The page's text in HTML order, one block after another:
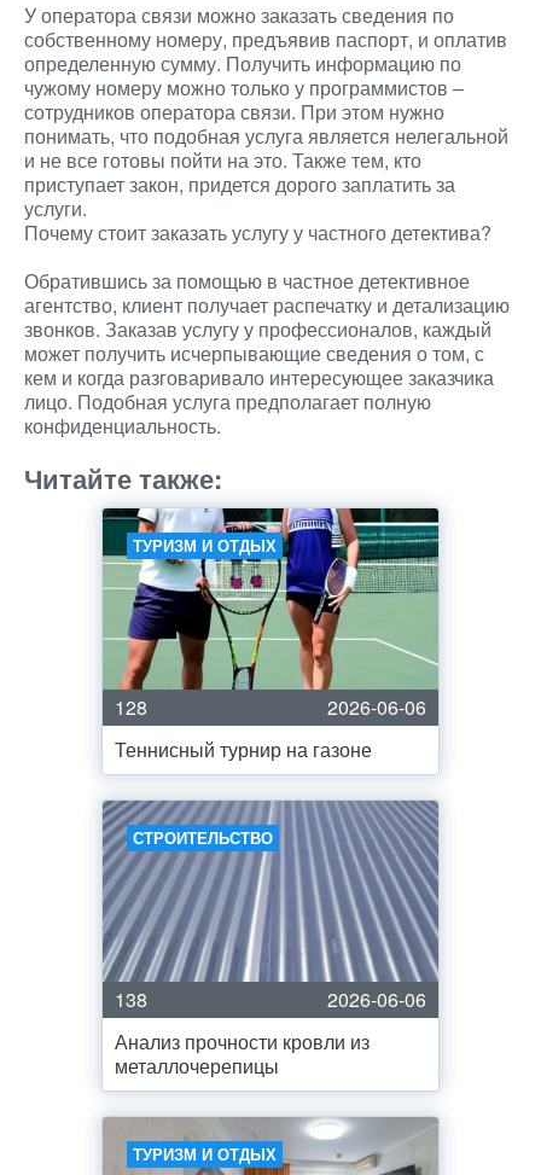
У оператора связи можно заказать сведения по
собственному номеру, предъявив паспорт, и оплатив
определенную сумму. Получить информацию по
чужому номеру можно только у программистов –
сотрудников оператора связи. При этом нужно
понимать, что подобная услуга является нелегальной
и не все готовы пойти на это. Также тем, кто
приступает закон, придется дорого заплатить за
услуги.
Почему стоит заказать услугу у частного детектива?
Обратившись за помощью в частное детективное
агентство, клиент получает распечатку и детализацию
звонков. Заказав услугу у профессионалов, каждый
может получить исчерпывающие сведения о том, с
кем и когда разговаривало интересующее заказчика
лицо. Подобная услуга предполагает полную
конфиденциальность.
Читайте также:
ТУРИЗМ И ОТДЫХ
128
2026-06-06
Теннисный турнир на газоне
СТРОИТЕЛЬСТВО
138
2026-06-06
Анализ прочности кровли из
металлочерепицы
ТУРИЗМ И ОТДЫХ